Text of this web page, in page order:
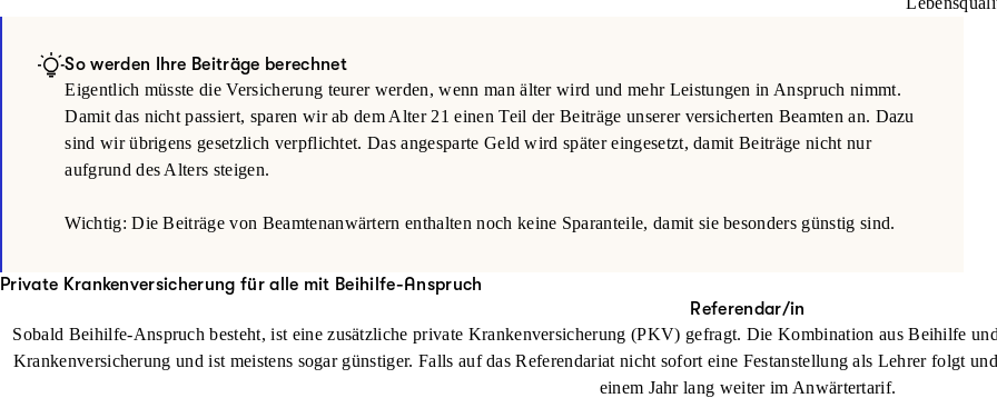
So werden Ihre Beiträge berechnet
Eigentlich müsste die Versicherung teurer werden, wenn man älter wird und mehr Leistungen in Anspruch nimmt.
Damit das nicht passiert, sparen wir ab dem Alter 21 einen Teil der Beiträge unserer versicherten Beamten an. Dazu
sind wir übrigens gesetzlich verpflichtet. Das angesparte Geld wird später eingesetzt, damit Beiträge nicht nur
aufgrund des Alters steigen.
Wichtig: Die Beiträge von Beamtenanwärtern enthalten noch keine Sparanteile, damit sie besonders günstig sind.
Private Krankenversicherung für alle mit Beihilfe-Anspruch
Referendar/in
Sobald Beihilfe-Anspruch besteht, ist eine zusätzliche private Krankenversicherung (PKV) gefragt. Die Kombination aus Beihilfe
Kranken­versicherung und ist meistens sogar günstiger. Falls auf das Referendariat nicht sofort eine Festanstellung als Lehrer folgt
einem Jahr lang weiter im Anwärtertarif.